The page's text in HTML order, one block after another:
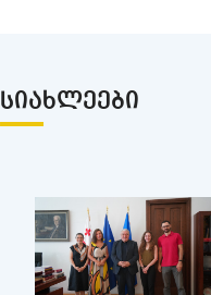
ᲡᲘᲐᲮᲚᲔᲔᲑᲘ